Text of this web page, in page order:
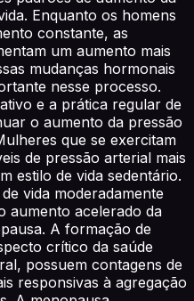
Enquanto os homens
constante, as
um aumento mais
mudanças hormonais
nesse processo.
e a prática regular de
o aumento da pressão
que se exercitam
de pressão arterial mais
estilo de vida sedentário.
vida moderadamente
aumento acelerado da
A formação de
crítico da saúde
possuem contagens de
responsivas à agregação